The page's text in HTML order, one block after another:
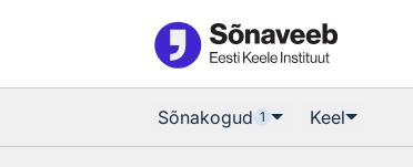
Sõnakogud 1 Keel